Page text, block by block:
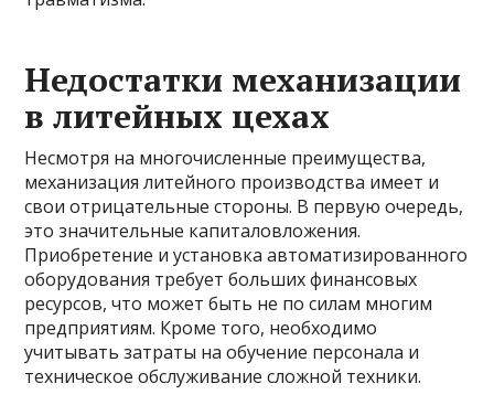
Недостатки механизации
в литейных цехах
Несмотря на многочисленные преимущества,
механизация литейного производства имеет и
свои отрицательные стороны. В первую очередь,
это значительные капиталовложения.
Приобретение и установка автоматизированного
оборудования требует больших финансовых
ресурсов, что может быть не по силам многим
предприятиям. Кроме того, необходимо
учитывать затраты на обучение персонала и
техническое обслуживание сложной техники.